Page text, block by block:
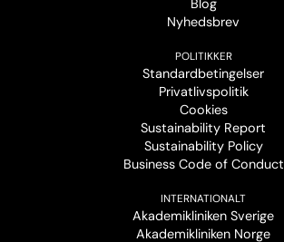
Blog
Nyhedsbrev
POLITIKKER
Standardbetingelser
Privatlivspolitik
Cookies
Sustainability Report
Sustainability Policy
Business Code of Conduct
INTERNATIONALT
Akademikliniken Sverige
Akademikliniken Norge